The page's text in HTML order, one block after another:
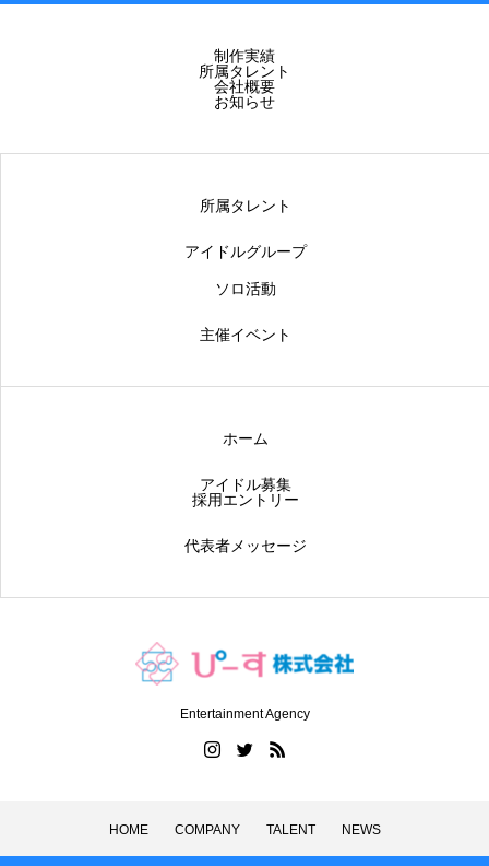
制作実績
所属タレント
会社概要
お知らせ
所属タレント
アイドルグループ
ソロ活動
主催イベント
ホーム
アイドル募集
採用エントリー
代表者メッセージ
Entertainment Agency
HOME COMPANY TALENT NEWS